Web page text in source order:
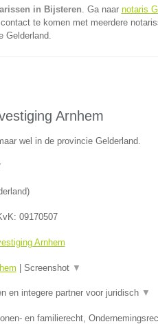
in Bijsteren. Ga naar notaris
te komen met meerdere
Gelderland.
Arnhem
wel in de provincie Gelderland.
)
09170507
Arnhem
Screenshot ▼
en integere partner voor juridisch ▼
en familierecht,